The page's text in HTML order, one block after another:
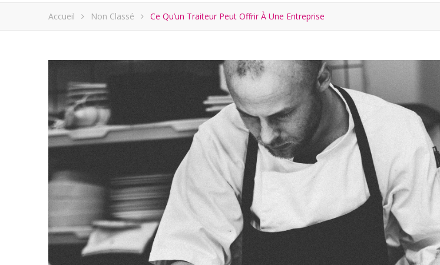
Accueil Non Classé Ce Qu’un Traiteur Peut Offrir À Une Entreprise